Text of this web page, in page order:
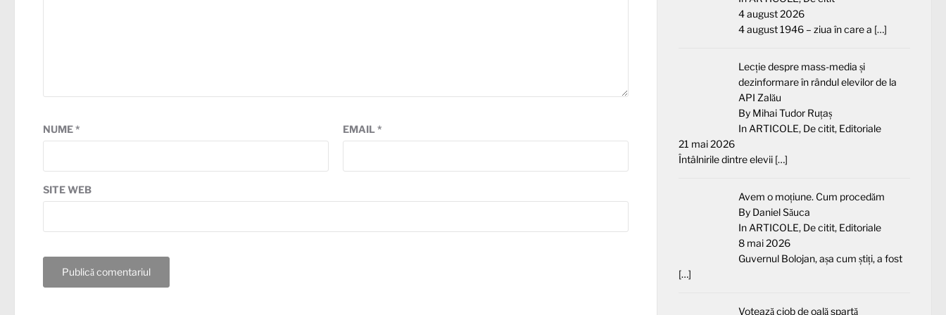
NUME* EMAIL*
SITE WEB
4 august 2026
4 august 1946 – ziua în care a […]
Lecție despre mass-media și
dezinformare în rândul elevilor de la
API Zalău
By Mihai Tudor Ruțaș
In ARTICOLE, De citit, Editoriale
21 mai 2026
Întâlnirile dintre elevii […]
Avem o moțiune. Cum procedăm
By Daniel Săuca
In ARTICOLE, De citit, Editoriale
8 mai 2026
Guvernul Bolojan, așa cum știți, a fost
[…]
Votează ciob de oală spartă